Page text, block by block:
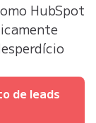
HubSpot
de leads